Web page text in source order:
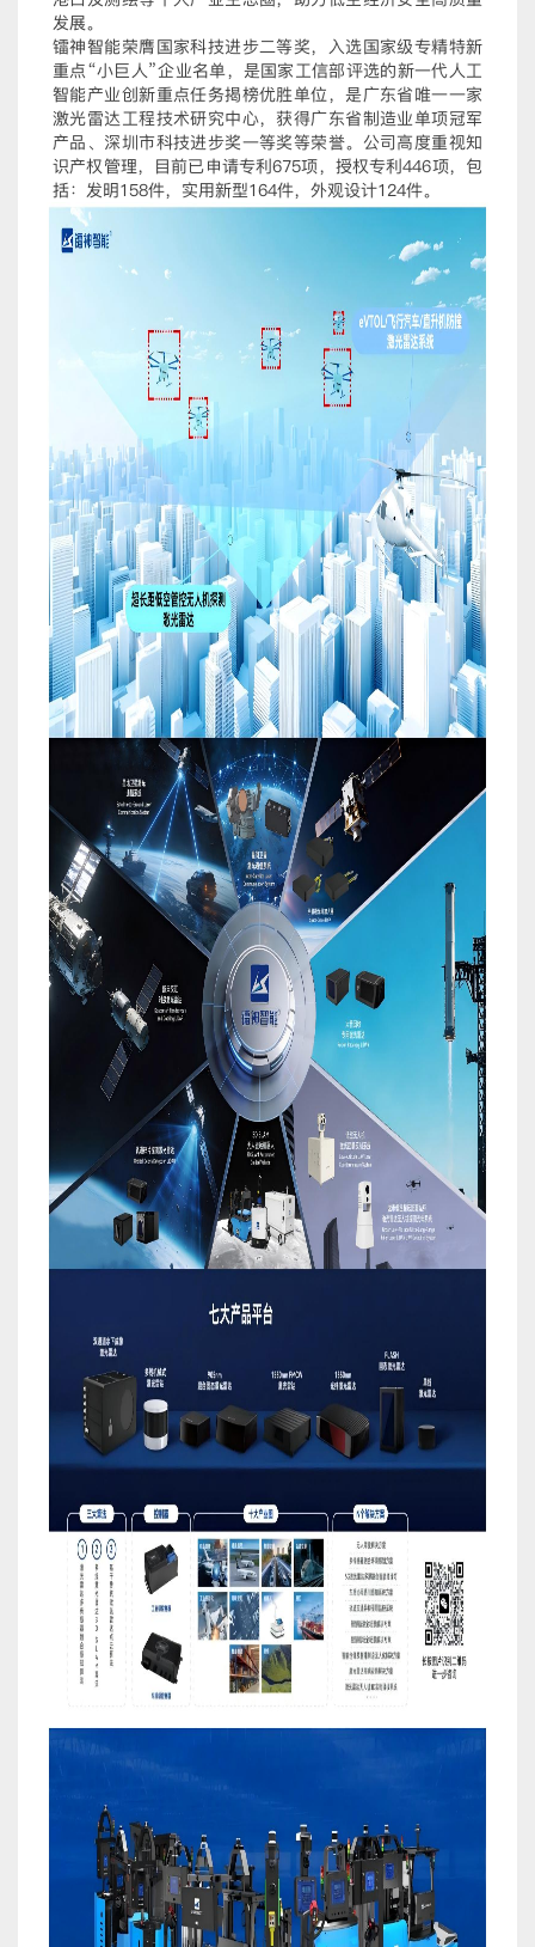
发展。
镭神智能荣膺国家科技进步二等奖，入选国家级专精特新
重点“小巨人”企业名单，是国家工信部评选的新一代人工
智能产业创新重点任务揭榜优胜单位，是广东省唯一一家
激光雷达工程技术研究中心，获得广东省制造业单项冠军
产品、深圳市科技进步奖一等奖等荣誉。公司高度重视知
识产权管理，目前已申请专利675项，授权专利446项，包
括：发明158件，实用新型164件，外观设计124件。